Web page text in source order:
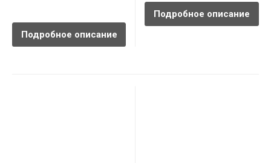
Подробное описание
Подробное описание